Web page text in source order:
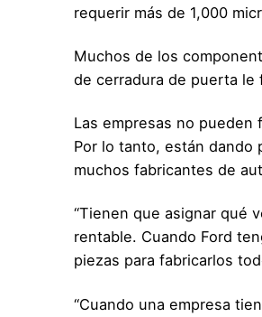
requerir más de 1,000
Muchos de los
de cerradura de puerta le
Las empresas no pueden
Por lo tanto, están dando
muchos fabricantes de
“Tienen que asignar qué
rentable. Cuando Ford
piezas para fabricarlos
“Cuando una empresa